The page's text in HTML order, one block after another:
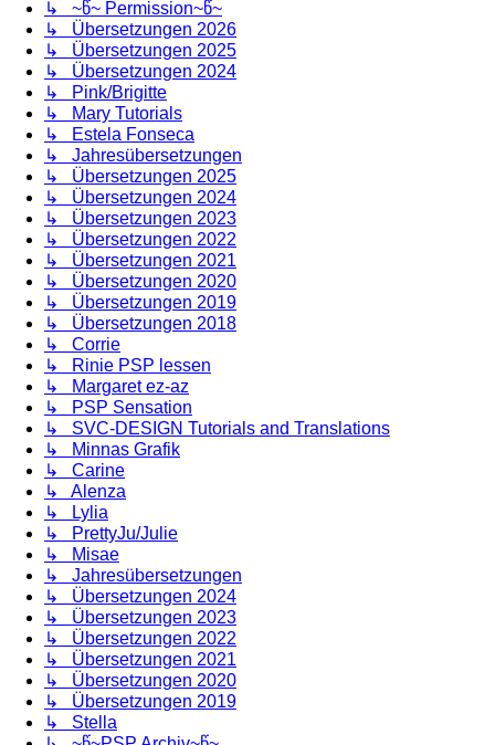
↳ ~წ~ Permission~წ~
↳ Übersetzungen 2026
↳ Übersetzungen 2025
↳ Übersetzungen 2024
↳ Pink/Brigitte
↳ Mary Tutorials
↳ Estela Fonseca
↳ Jahresübersetzungen
↳ Übersetzungen 2025
↳ Übersetzungen 2024
↳ Übersetzungen 2023
↳ Übersetzungen 2022
↳ Übersetzungen 2021
↳ Übersetzungen 2020
↳ Übersetzungen 2019
↳ Übersetzungen 2018
↳ Corrie
↳ Rinie PSP lessen
↳ Margaret ez-az
↳ PSP Sensation
↳ SVC-DESIGN Tutorials and Translations
↳ Minnas Grafik
↳ Carine
↳ Alenza
↳ Lylia
↳ PrettyJu/Julie
↳ Misae
↳ Jahresübersetzungen
↳ Übersetzungen 2024
↳ Übersetzungen 2023
↳ Übersetzungen 2022
↳ Übersetzungen 2021
↳ Übersetzungen 2020
↳ Übersetzungen 2019
↳ Stella